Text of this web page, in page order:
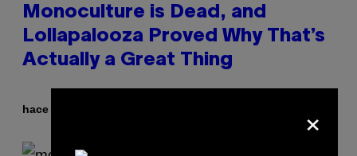
Monoculture is Dead, and
Lollapalooza Proved Why That’s
Actually a Great Thing
hace 44 minutos ×